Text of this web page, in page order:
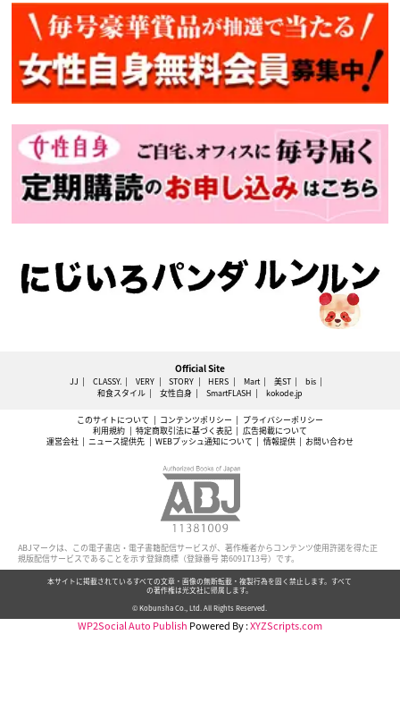
Official Site
JJ CLASSY. VERY STORY HERS Mart 美ST
bis
和食スタイル
女性自身 SmartFLASH kokode.jp
このサイトについて コンテンツポリシー
プライバシーポリシー
利用規約
特定商取引法に基づく表記
広告掲載について
運営会社
ニュース提供先 WEBプッシュ通知について 情報提供 お問い合わせ
ABJマークは、この電子書店・電子書籍配信サービスが、著作権者からコンテンツ使用許諾を得た正
規版配信サービスであることを示す登録商標（登録番号 第6091713号）です。
本サイトに掲載されているすべての文章・画像の無断転載・複製行為を固く禁止します。すべて
の著作権は光文社に帰属します。
© Kobunsha Co., Ltd. All Rights Reserved.
WP2Social Auto Publish Powered By :XYZScripts.com